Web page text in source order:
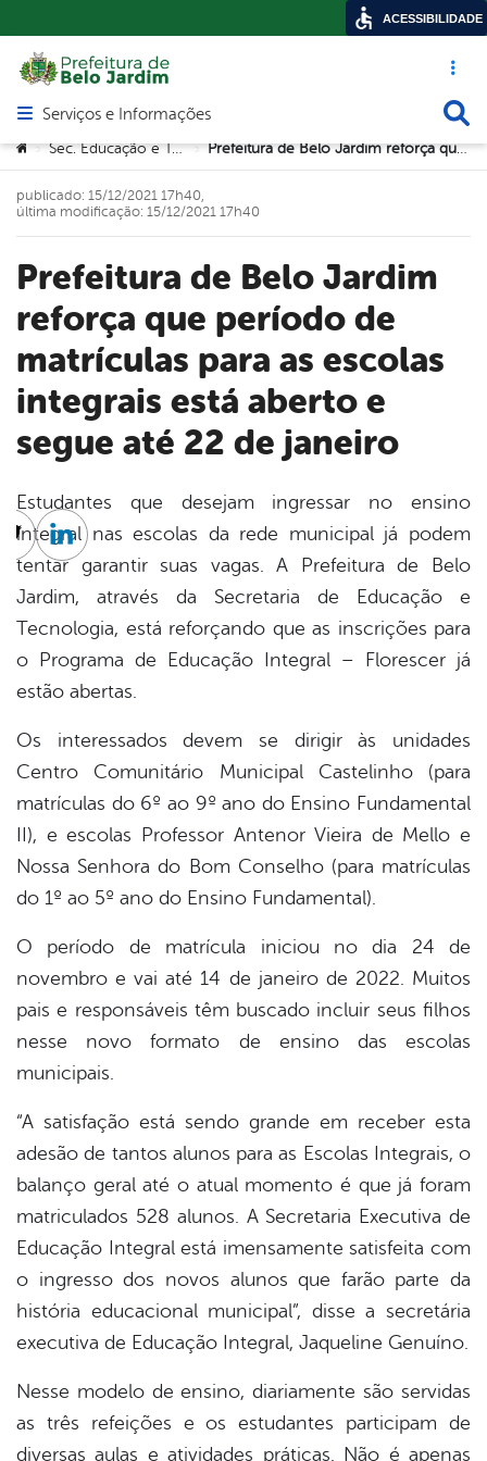
Acesso
Abrir menu principal de navegação
Serviços e Informações
Você está aqui:
> Sec. Educação e Tecnologia > Prefeitura de Belo Jardim reforça que período de matrículas para as escolas integrais está aberto e segue até 22 de janeiro
Prefeitura de Belo Jardim
reforça que período de
matrículas para as escolas
integrais está aberto e
segue até 22 de janeiro
publicado: 15/12/2021 17h40,
última modificação: 15/12/2021 17h40
Estudantes que desejam ingressar no ensino
integral nas escolas da rede municipal já podem
tentar garantir suas vagas. A Prefeitura de Belo
Jardim, através da Secretaria de Educação e
Tecnologia, está reforçando que as inscrições para
o Programa de Educação Integral – Florescer já
estão abertas.
Os interessados devem se dirigir às unidades
Centro Comunitário Municipal Castelinho (para
matrículas do 6º ao 9º ano do Ensino Fundamental
II), e escolas Professor Antenor Vieira de Mello e
Nossa Senhora do Bom Conselho (para matrículas
do 1º ao 5º ano do Ensino Fundamental).
O período de matrícula iniciou no dia 24 de
novembro e vai até 14 de janeiro de 2022. Muitos
pais e responsáveis têm buscado incluir seus filhos
nesse novo formato de ensino das escolas
municipais.
“A satisfação está sendo grande em receber esta
adesão de tantos alunos para as Escolas Integrais, o
balanço geral até o atual momento é que já foram
matriculados 528 alunos. A Secretaria Executiva de
Educação Integral está imensamente satisfeita com
o ingresso dos novos alunos que farão parte da
história educacional municipal”, disse a secretária
executiva de Educação Integral, Jaqueline Genuíno.
Nesse modelo de ensino, diariamente são servidas
as três refeições e os estudantes participam de
diversas aulas e atividades práticas. Não é apenas
Twitter
Linkedin
ACESSIBILIDADE